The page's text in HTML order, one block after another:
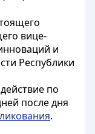
вице-
и
Республики
по
после дня
.